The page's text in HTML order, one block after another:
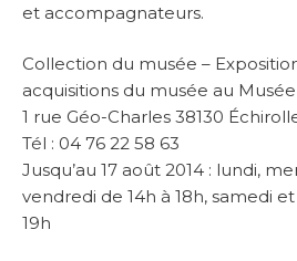
et accompagnateurs.
Collection du musée –
acquisitions du musée au
1 rue Géo-Charles 38130
Tél : 04 76 22 58 63
Jusqu’au 17 août 2014 : lundi,
vendredi de 14h à 18h, samedi
19h